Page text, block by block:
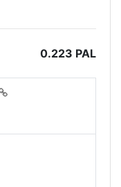
0.223 PAL